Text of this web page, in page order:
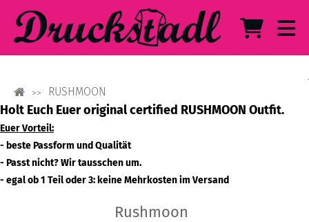
RUSHMOON
Holt Euch Euer original certified RUSHMOON Outfit.
Euer Vorteil:
- beste Passform und Qualität
- Passt nicht? Wir tausschen um.
- egal ob 1 Teil oder 3: keine Mehrkosten im Versand
Rushmoon